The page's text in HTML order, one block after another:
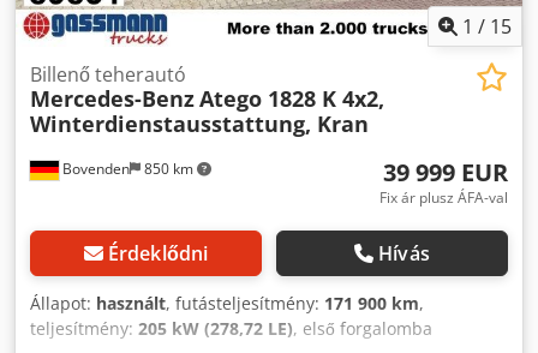
1 / 15
Bovenden 850 km
Billenő teherautó
Mercedes-BenzAtego 1828 K 4x2,
Winterdienstausstattung, Kran
39 999 EUR
Fix ár plusz ÁFA-val
Érdeklődni Hívás
Állapot: használt, futásteljesítmény: 171 900 km,
teljesítmény: 205 kW (278,72 LE), első forgalomba